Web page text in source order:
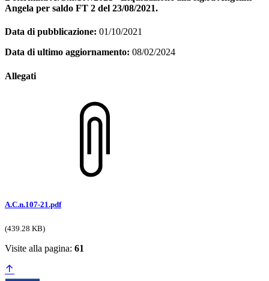
Angela per saldo FT 2 del 23/08/2021.
Data di pubblicazione: 01/10/2021
Data di ultimo aggiornamento: 08/02/2024
Allegati
A.C.n.107-21.pdf
(439.28 KB)
Visite alla pagina: 61